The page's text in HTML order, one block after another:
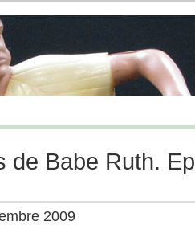
de Babe Ruth.
2009